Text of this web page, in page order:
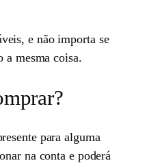
e não importa se
a mesma coisa.
para alguma
na conta e poderá